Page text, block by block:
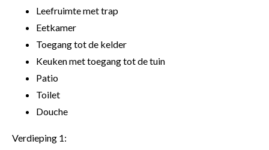
Leefruimte met trap
Eetkamer
Toegang tot de kelder
Keuken met toegang tot de tuin
Patio
Toilet
Douche
Verdieping 1: